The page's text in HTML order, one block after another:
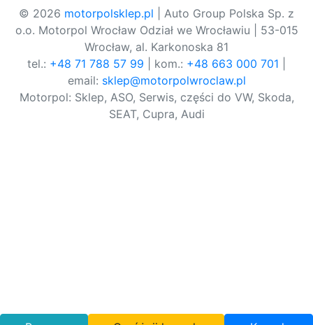
© 2026 motorpolsklep.pl | Auto Group Polska Sp. z
o.o. Motorpol Wrocław Odział we Wrocławiu | 53-015
Wrocław, al. Karkonoska 81
tel.: +48 71 788 57 99 | kom.: +48 663 000 701
email: sklep@motorpolwroclaw.pl
Motorpol: Sklep, ASO, Serwis, części do VW, Skoda,
SEAT, Cupra, Audi